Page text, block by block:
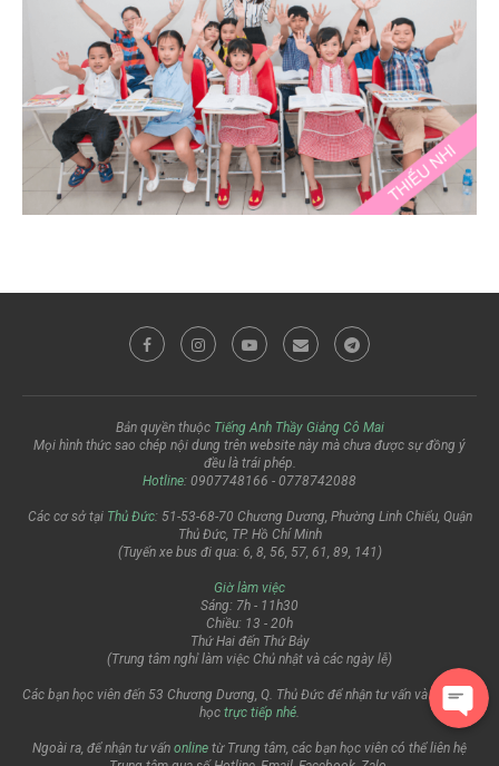
Bản quyền thuộc Tiếng Anh Thầy Giảng Cô Mai
Mọi hình thức sao chép nội dung trên website này mà chưa được sự đồng ý
đều là trái phép.
Hotline: 0907748166 - 0778742088
Các cơ sở tại Thủ Đức: 51-53-68-70 Chương Dương, Phường Linh Chiểu, Quận
Thủ Đức, TP. Hồ Chí Minh
(Tuyến xe bus đi qua: 6, 8, 56, 57, 61, 89, 141)
Giờ làm việc
Sáng: 7h - 11h30
Chiều: 13 - 20h
Thứ Hai đến Thứ Bảy
(Trung tâm nghỉ làm việc Chủ nhật và các ngày lễ)
Các bạn học viên đến 53 Chương Dương, Q. Thủ Đức để nhận tư vấn và đăng ký
học trực tiếp nhé.
Ngoài ra, để nhận tư vấn online từ Trung tâm, các bạn học viên có thể liên hệ